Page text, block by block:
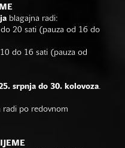
blagajna radi:
20 sati (pauza od 16 do
do 16 sati (pauza od
srpnja do 30. kolovoza.
radi po redovnom